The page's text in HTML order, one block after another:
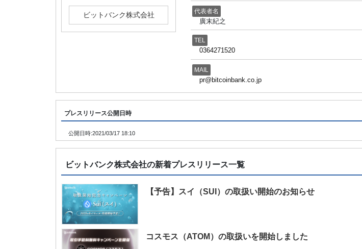
ビットバンク株式会社 代表者名
廣末紀之
TEL
0364271520
MAIL
pr@bitcoinbank.co.jp
プレスリリース公開日時
公開日時:2021/03/17 18:10
ビットバンク株式会社の新着プレスリリース一覧
【予告】スイ（SUI）の取扱い開始のお知らせ
コスモス（ATOM）の取扱いを開始しました